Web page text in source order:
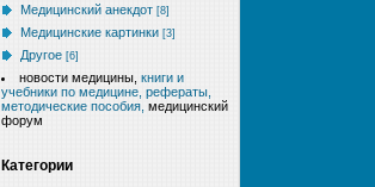
Медицинский анекдот [8]
Медицинские картинки [3]
Другое [6]
новости медицины, книги и
учебники по медицине, рефераты,
методические пособия, медицинский
форум
Категории